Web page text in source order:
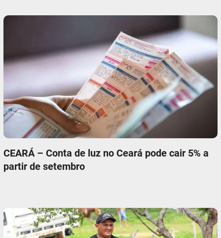
CEARÁ – Conta de luz no Ceará pode cair 5% a
partir de setembro